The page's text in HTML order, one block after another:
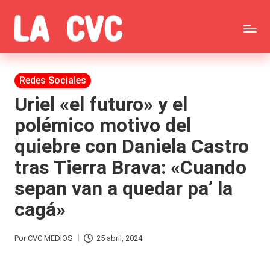
Saltar
al
contenido
C
o
p
u
c
h
a
s
y
F
Todas
las
noticias
de
la
farándula,
Realitys,
Tierra
Brava,
Publicada
en
Redes Sociales
Uriel «el futuro» y el
polémico motivo del
quiebre con Daniela Castro
tras Tierra Brava: «Cuando
sepan van a quedar pa’ la
cagá»
Publicado
PorCVC MEDIOS 25 abril, 2024